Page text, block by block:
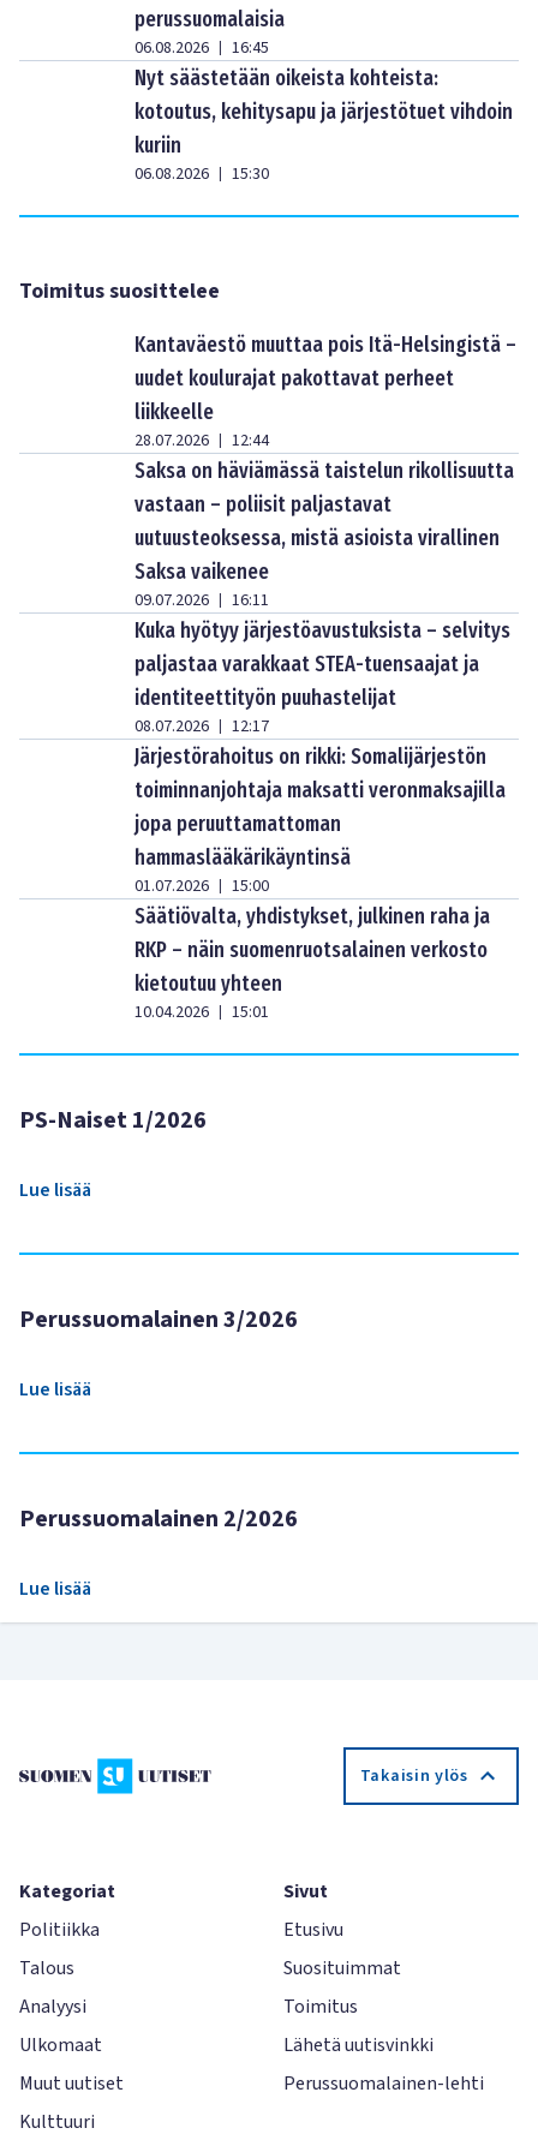
perussuomalaisia
06.08.2026 | 16:45
Nyt säästetään oikeista kohteista:
kotoutus, kehitysapu ja järjestötuet vihdoin
kuriin
06.08.2026 | 15:30
Toimitus suosittelee
Kantaväestö muuttaa pois Itä-Helsingistä –
uudet koulurajat pakottavat perheet
liikkeelle
28.07.2026 | 12:44
Saksa on häviämässä taistelun rikollisuutta
vastaan – poliisit paljastavat
uutuusteoksessa, mistä asioista virallinen
Saksa vaikenee
09.07.2026 | 16:11
Kuka hyötyy järjestöavustuksista – selvitys
paljastaa varakkaat STEA-tuensaajat ja
identiteettityön puuhastelijat
08.07.2026 | 12:17
Järjestörahoitus on rikki: Somalijärjestön
toiminnanjohtaja maksatti veronmaksajilla
jopa peruuttamattoman
hammaslääkärikäyntinsä
01.07.2026 | 15:00
Säätiövalta, yhdistykset, julkinen raha ja
RKP – näin suomenruotsalainen verkosto
kietoutuu yhteen
10.04.2026 | 15:01
PS-Naiset 1/2026
Lue lisää
Perussuomalainen 3/2026
Lue lisää
Perussuomalainen 2/2026
Lue lisää
Takaisin ylös
Kategoriat
Politiikka
Talous
Analyysi
Ulkomaat
Muut uutiset
Kulttuuri
Sivut
Etusivu
Suosituimmat
Toimitus
Lähetä uutisvinkki
Perussuomalainen-lehti